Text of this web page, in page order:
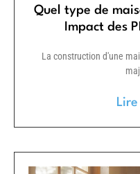
Quel type de
Impact des
La construction d'une